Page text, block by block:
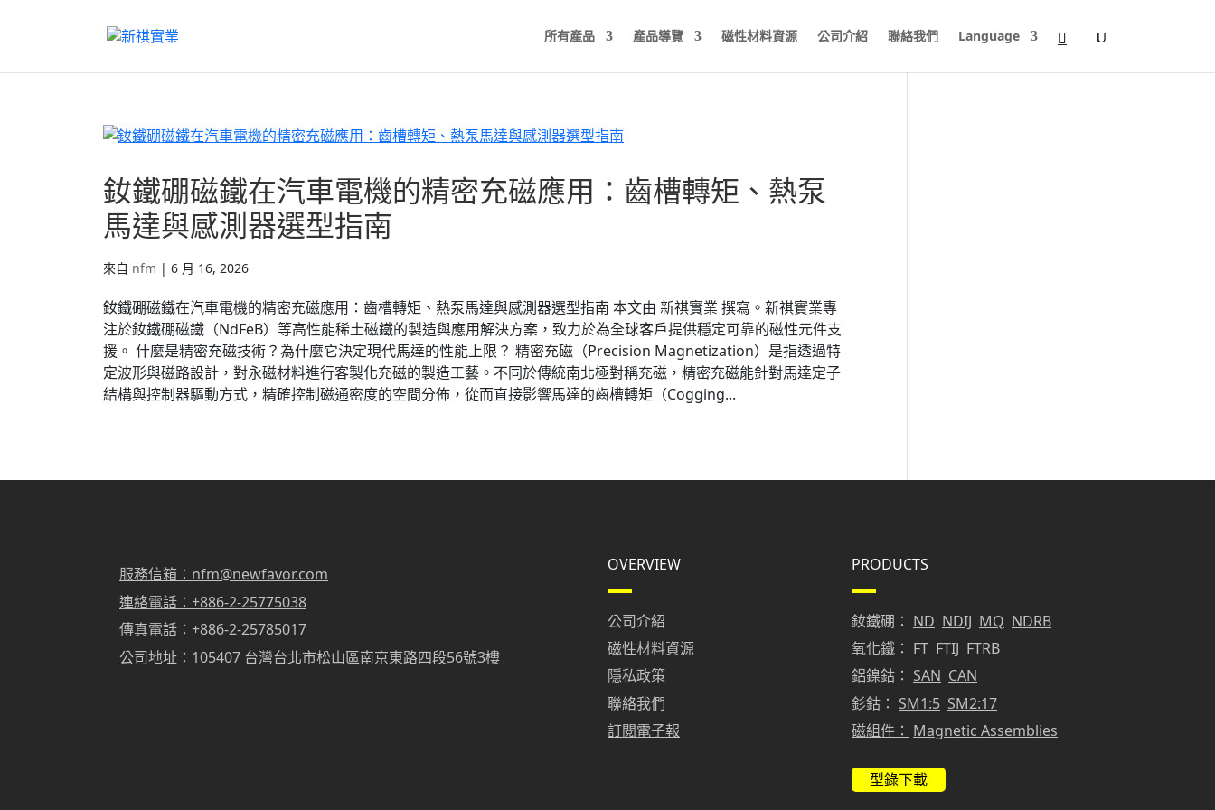
所有產品 產品導覽 磁性材料資源 公司介紹 聯絡我們 Language
釹鐵硼磁鐵在汽車電機的精密充磁應用：齒槽轉矩、熱泵
馬達與感測器選型指南
來自 nfm | 6 月 16, 2026
釹鐵硼磁鐵在汽車電機的精密充磁應用：齒槽轉矩、熱泵馬達與感測器選型指南 本文由 新祺實業 撰寫。新祺實業專
注於釹鐵硼磁鐵（NdFeB）等高性能稀土磁鐵的製造與應用解決方案，致力於為全球客戶提供穩定可靠的磁性元件支
援。 什麼是精密充磁技術？為什麼它決定現代馬達的性能上限？ 精密充磁（Precision Magnetization）是指透過特
定波形與磁路設計，對永磁材料進行客製化充磁的製造工藝。不同於傳統南北極對稱充磁，精密充磁能針對馬達定子
結構與控制器驅動方式，精確控制磁通密度的空間分佈，從而直接影響馬達的齒槽轉矩（Cogging...
服務信箱：nfm@newfavor.com
連絡電話：+886-2-25775038
傳真電話：+886-2-25785017
公司地址：105407 台灣台北市松山區南京東路四段56號3樓
OVERVIEW
公司介紹
磁性材料資源
隱私政策
聯絡我們
訂閱電子報
PRODUCTS
釹鐵硼： ND NDIJ MQ NDRB
氧化鐵： FT FTIJ FTRB
鋁鎳鈷： SAN CAN
釤鈷： SM1:5 SM2:17
磁組件： Magnetic Assemblies
型錄下載